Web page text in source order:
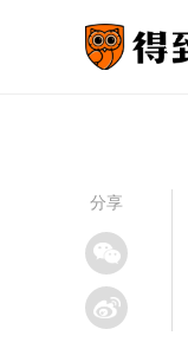
分享